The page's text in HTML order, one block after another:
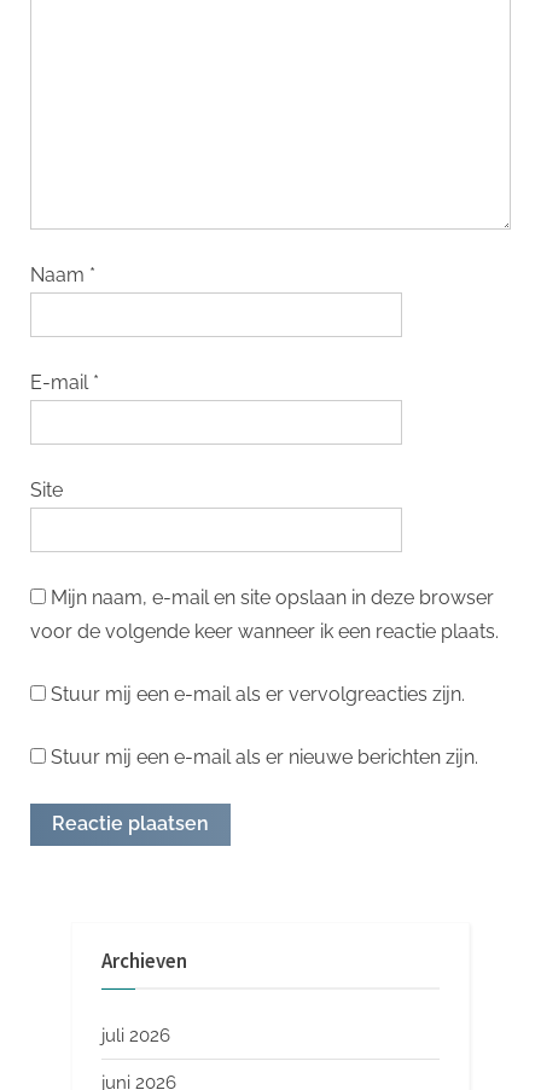
Naam *
E-mail *
Site
Mijn naam, e-mail en site opslaan in deze browser
voor de volgende keer wanneer ik een reactie plaats.
Stuur mij een e-mail als er vervolgreacties zijn.
Stuur mij een e-mail als er nieuwe berichten zijn.
Archieven
juli 2026
juni 2026